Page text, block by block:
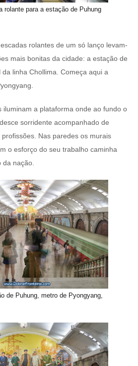
rolante para a estação de Puhung
rolantes de um só lanço levam-
mais bonitas da cidade: a estação de
linha Chollima. Começa aqui a
iluminam a plataforma onde ao fundo o
sorridente acompanhado de
Nas paredes os murais
o esforço do seu trabalho caminha
nação.
de Puhung, metro de Pyongyang,